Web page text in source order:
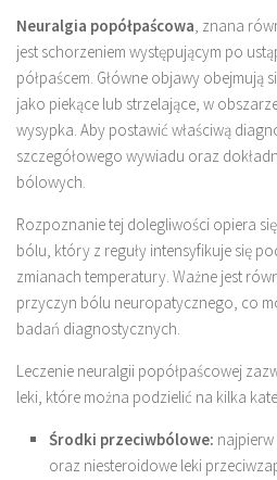
Neuralgia popółpaścowa, znana
jest schorzeniem występującym po
półpaścem. Główne objawy obejmują
jako piekące lub strzelające, w
wysypka. Aby postawić właściwą
szczegółowego wywiadu oraz
bólowych.
Rozpoznanie tej dolegliwości opiera
bólu, który z reguły intensyfikuje się
zmianach temperatury. Ważne jest
przyczyn bólu neuropatycznego, co
badań diagnostycznych.
Leczenie neuralgii popółpaścowej
leki, które można podzielić na kilka
Środki przeciwbólowe:
oraz niesteroidowe leki